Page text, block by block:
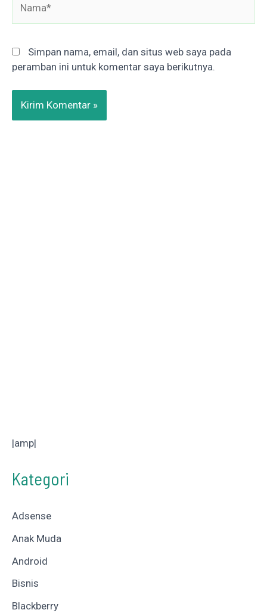
Simpan nama, email, dan situs web saya pada
peramban ini untuk komentar saya berikutnya.
|amp|
Kategori
Adsense
Anak Muda
Android
Bisnis
Blackberry